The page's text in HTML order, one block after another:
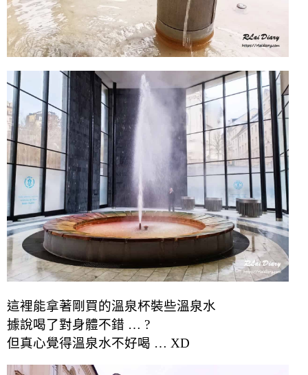
這裡能拿著剛買的溫泉杯裝些溫泉水
據說喝了對身體不錯 … ?
但真心覺得溫泉水不好喝 … XD